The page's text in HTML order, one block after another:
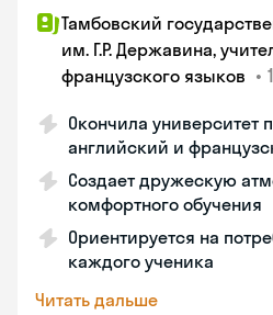
Тамбовский
им. Г.Р. Державина,
французского языков •
Окончила университет
английский и
Создает дружескую
комфортного обучения
Ориентируется на
каждого ученика
Читать дальше